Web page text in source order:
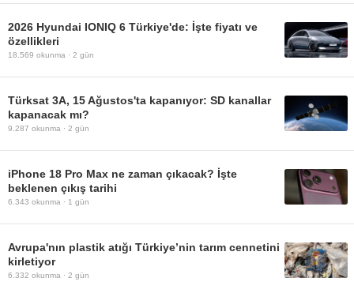
2026 Hyundai IONIQ 6 Türkiye'de: İşte fiyatı ve
özellikleri
18.569 okunma · 2 gün
Türksat 3A, 15 Ağustos'ta kapanıyor: SD kanallar
kapanacak mı?
9.287 okunma · 2 gün
iPhone 18 Pro Max ne zaman çıkacak? İşte
beklenen çıkış tarihi
6.343 okunma · 1 gün
Avrupa'nın plastik atığı Türkiye’nin tarım cennetini
kirletiyor
6.332 okunma · 2 gün